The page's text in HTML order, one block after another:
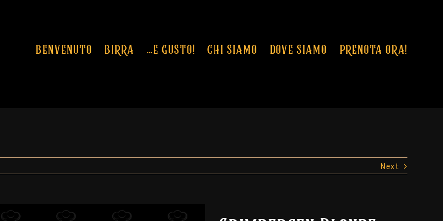
BENVENUTO BIRRA …E GUSTO! CHI SIAMO DOVE SIAMO PRENOTA ORA!
Next